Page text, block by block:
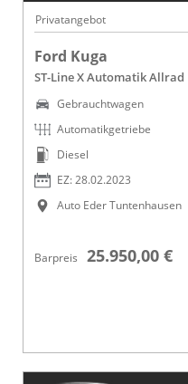
Privatangebot
Ford Kuga
ST-Line X Automatik Allrad
Gebrauchtwagen
Automatikgetriebe
Diesel
EZ: 28.02.2023
Auto Eder Tuntenhausen
Barpreis 25.950,00 €